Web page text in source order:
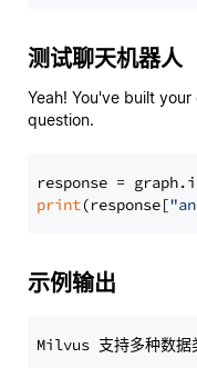
测试聊天机器人
Yeah! You've built
question.
response =
print(response[
示例输出